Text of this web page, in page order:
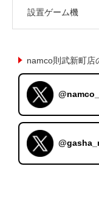
設置ゲーム機
namco則武新町店